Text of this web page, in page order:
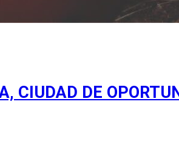
CIUDAD DE